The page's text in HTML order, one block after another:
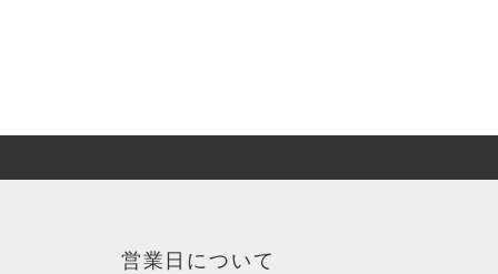
営業日について